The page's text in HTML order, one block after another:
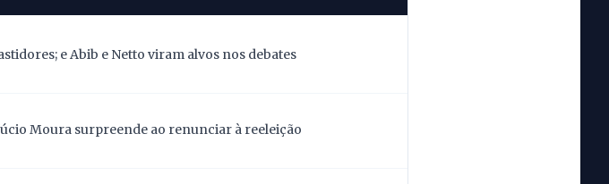
e Abib e Netto viram alvos nos debates
Moura surpreende ao renunciar à reeleição